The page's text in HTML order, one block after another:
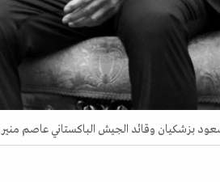
بزشكيان وقائد الجيش الباكستاني عاصم منير في طهران،